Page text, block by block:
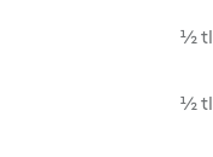
½ tl
½ tl